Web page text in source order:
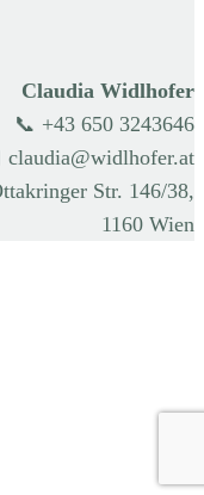
Claudia Widlhofer
📞 +43 650 3243646
Str. 146/38,
1160 Wien